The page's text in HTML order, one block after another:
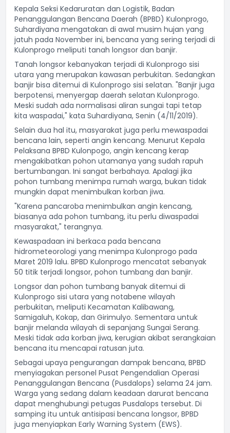
Kepala Seksi Kedaruratan dan Logistik, Badan
Penanggulangan Bencana Daerah (BPBD) Kulonprogo,
Suhardiyana mengatakan di awal musim hujan yang
jatuh pada November ini, bencana yang sering terjadi di
Kulonprogo meliputi tanah longsor dan banjir.
Tanah longsor kebanyakan terjadi di Kulonprogo sisi
utara yang merupakan kawasan perbukitan. Sedangkan
banjir bisa ditemui di Kulonprogo sisi selatan. "Banjir juga
berpotensi, menyergap daerah selatan Kulonprogo.
Meski sudah ada normalisasi aliran sungai tapi tetap
kita waspadai," kata Suhardiyana, Senin (4/11/2019).
Selain dua hal itu, masyarakat juga perlu mewaspadai
bencana lain, seperti angin kencang. Menurut Kepala
Pelaksana BPBD Kulonpogo, angin kencang kerap
mengakibatkan pohon utamanya yang sudah rapuh
bertumbangan. Ini sangat berbahaya. Apalagi jika
pohon tumbang menimpa rumah warga, bukan tidak
mungkin dapat menimbulkan korban jiwa.
"Karena pancaroba menimbulkan angin kencang,
biasanya ada pohon tumbang, itu perlu diwaspadai
masyarakat," terangnya.
Kewaspadaan ini berkaca pada bencana
hidrometeorologi yang menimpa Kulonprogo pada
Maret 2019 lalu. BPBD Kulonprogo mencatat sebanyak
50 titik terjadi longsor, pohon tumbang dan banjir.
Longsor dan pohon tumbang banyak ditemui di
Kulonprogo sisi utara yang notabene wilayah
perbukitan, meliputi Kecamatan Kalibawang,
Samigaluh, Kokap, dan Girimulyo. Sementara untuk
banjir melanda wilayah di sepanjang Sungai Serang.
Meski tidak ada korban jiwa, kerugian akibat serangkaian
bencana itu mencapai ratusan juta.
Sebagai upaya pengurangan dampak bencana, BPBD
menyiagakan personel Pusat Pengendalian Operasi
Penanggulangan Bencana (Pusdalops) selama 24 jam.
Warga yang sedang dalam keadaan darurat bencana
dapat menghubungi petugas Pusdalops tersebut. Di
samping itu untuk antisipasi bencana longsor, BPBD
juga menyiapkan Early Warning System (EWS).